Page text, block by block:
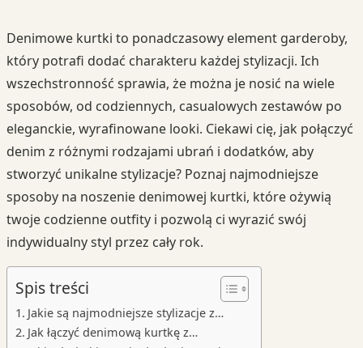
Denimowe kurtki to ponadczasowy element garderoby,
który potrafi dodać charakteru każdej stylizacji. Ich
wszechstronność sprawia, że można je nosić na wiele
sposobów, od codziennych, casualowych zestawów po
eleganckie, wyrafinowane looki. Ciekawi cię, jak połączyć
denim z różnymi rodzajami ubrań i dodatków, aby
stworzyć unikalne stylizacje? Poznaj najmodniejsze
sposoby na noszenie denimowej kurtki, które ożywią
twoje codzienne outfity i pozwolą ci wyrazić swój
indywidualny styl przez cały rok.
Spis treści
Jakie są najmodniejsze stylizacje z…
Jak łączyć denimową kurtkę z…